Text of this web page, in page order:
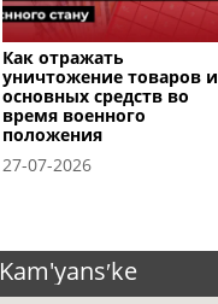
Как отражать
уничтожение товаров и
основных средств во
время военного
положения
27-07-2026
Kam'yansʹke